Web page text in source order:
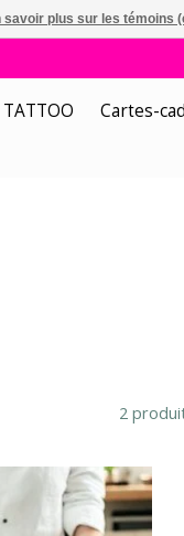
TATTOO Cartes-
2
savoir plus sur les témoins